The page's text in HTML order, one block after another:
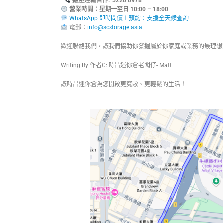
營業時間：星期一至日 10:00 – 18:00
WhatsApp 即時問價＋預約：支援全天候查詢
電郵： info@scstorage.asia
歡迎聯絡我們，讓我們協助你發掘屬於你家庭或業務的最理
Writing By 作者C: 時昌迷你倉老闆仔- Matt
讓時昌迷你倉為您開啟更寬敞、更輕鬆的生活！